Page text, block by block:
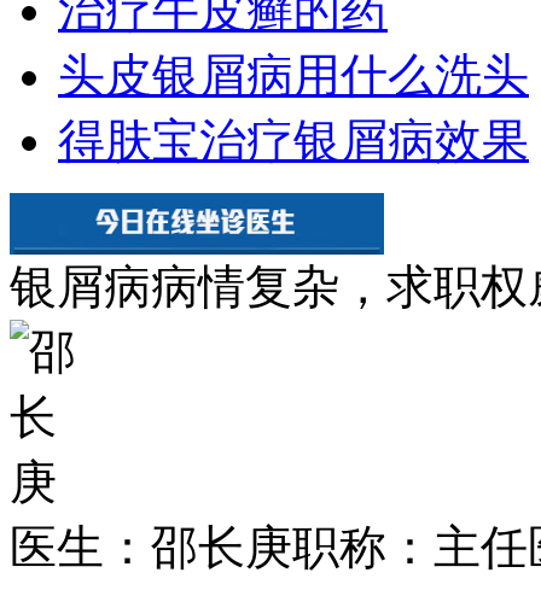
头皮银屑病用什么洗头
得肤宝治疗银屑病效果
银屑病病情复杂，求职
医生：邵长庚职称：主任